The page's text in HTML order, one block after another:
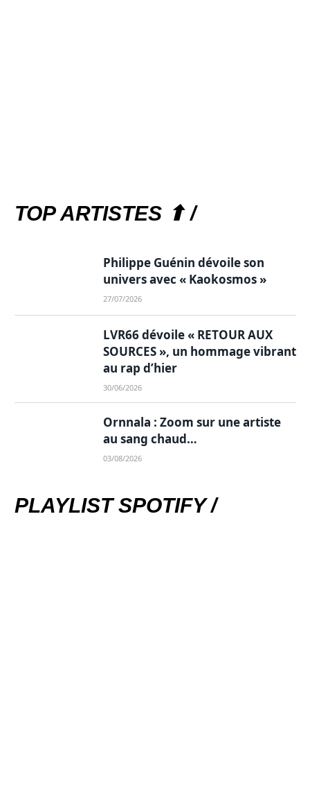
TOP ARTISTES ⬆ /
Philippe Guénin dévoile son
univers avec « Kaokosmos »
27/07/2026
LVR66 dévoile « RETOUR AUX
SOURCES », un hommage vibrant
au rap d’hier
30/06/2026
Ornnala : Zoom sur une artiste
au sang chaud…
03/08/2026
PLAYLIST SPOTIFY /